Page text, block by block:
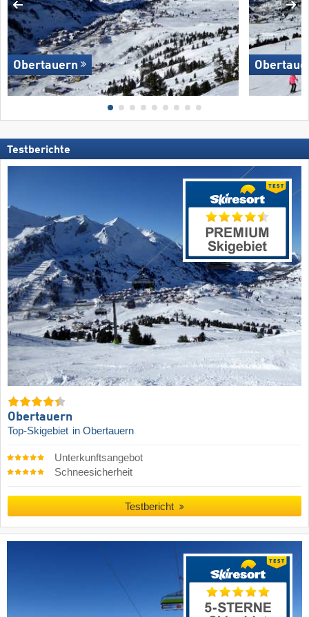
Obertauern
Testberichte
Obertauern
Top-Skigebiet in Obertauern
Unterkunftsangebot
Schneesicherheit
Testbericht